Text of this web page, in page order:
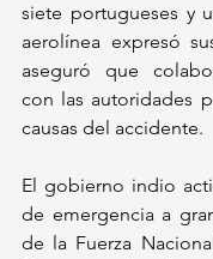
siete portugueses y
aerolínea expresó
aseguró que
con las autoridades
causas del accidente.
El gobierno indio
de emergencia a
de la Fuerza